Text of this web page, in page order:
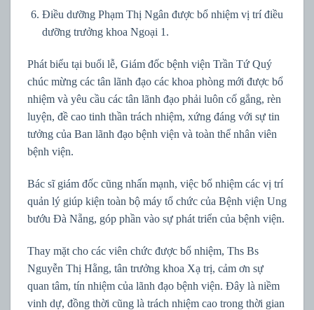
Điều dưỡng Phạm Thị Ngân được bổ nhiệm vị trí điều
dưỡng trưởng khoa Ngoại 1.
Phát biểu tại buổi lễ, Giám đốc bệnh viện Trần Tứ Quý
chúc mừng các tân lãnh đạo các khoa phòng mới được bổ
nhiệm và yêu cầu các tân lãnh đạo phải luôn cố gắng, rèn
luyện, đề cao tinh thần trách nhiệm, xứng đáng với sự tin
tưởng của Ban lãnh đạo bệnh viện và toàn thể nhân viên
bệnh viện.
Bác sĩ giám đốc cũng nhấn mạnh, việc bổ nhiệm các vị trí
quản lý giúp kiện toàn bộ máy tổ chức của Bệnh viện Ung
bướu Đà Nẵng, góp phần vào sự phát triển của bệnh viện.
Thay mặt cho các viên chức được bổ nhiệm, Ths Bs
Nguyễn Thị Hằng, tân trưởng khoa Xạ trị, cảm ơn sự
quan tâm, tín nhiệm của lãnh đạo bệnh viện. Đây là niềm
vinh dự, đồng thời cũng là trách nhiệm cao trong thời gian